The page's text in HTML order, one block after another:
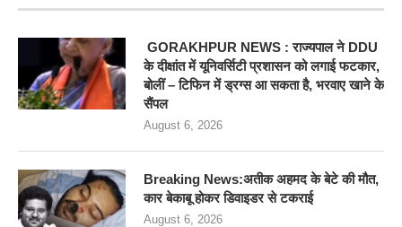
GORAKHPUR NEWS : राज्यपाल ने DDU
के दीक्षांत में यूनिवर्सिटी प्रशासन को लगाई फटकार,
बोलीं – टिफिन में ड्रग्स आ सकता है, भरवाए खाने के
सैंपल
August 6, 2026
Breaking News:अतीक अहमद के बेटे की मौत,
कार बेकाबू होकर डिवाइडर से टकराई
August 6, 2026